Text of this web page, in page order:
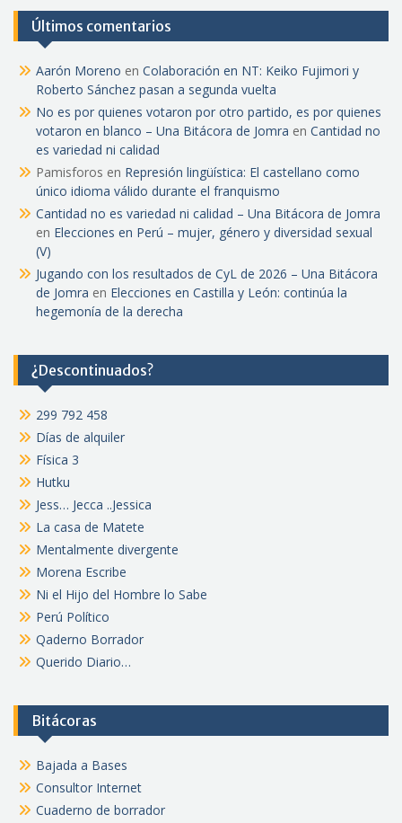
Últimos comentarios
Aarón Moreno en Colaboración en NT: Keiko Fujimori y
Roberto Sánchez pasan a segunda vuelta
No es por quienes votaron por otro partido, es por quienes
votaron en blanco – Una Bitácora de Jomra en Cantidad no
es variedad ni calidad
Pamisforos en Represión lingüística: El castellano como
único idioma válido durante el franquismo
Cantidad no es variedad ni calidad – Una Bitácora de Jomra
en Elecciones en Perú – mujer, género y diversidad sexual
(V)
Jugando con los resultados de CyL de 2026 – Una Bitácora
de Jomra en Elecciones en Castilla y León: continúa la
hegemonía de la derecha
¿Descontinuados?
299 792 458
Días de alquiler
Física 3
Hutku
Jess… Jecca ..Jessica
La casa de Matete
Mentalmente divergente
Morena Escribe
Ni el Hijo del Hombre lo Sabe
Perú Político
Qaderno Borrador
Querido Diario…
Bitácoras
Bajada a Bases
Consultor Internet
Cuaderno de borrador